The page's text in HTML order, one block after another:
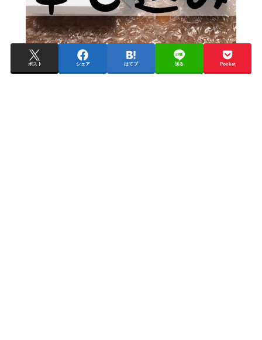
ポスト シェア はてブ 送る Pocket